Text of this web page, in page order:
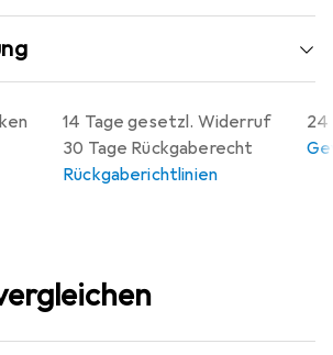
14 Tage gesetzl. Widerruf
30 Tage Rückgaberecht
Rückgaberichtlinien
24